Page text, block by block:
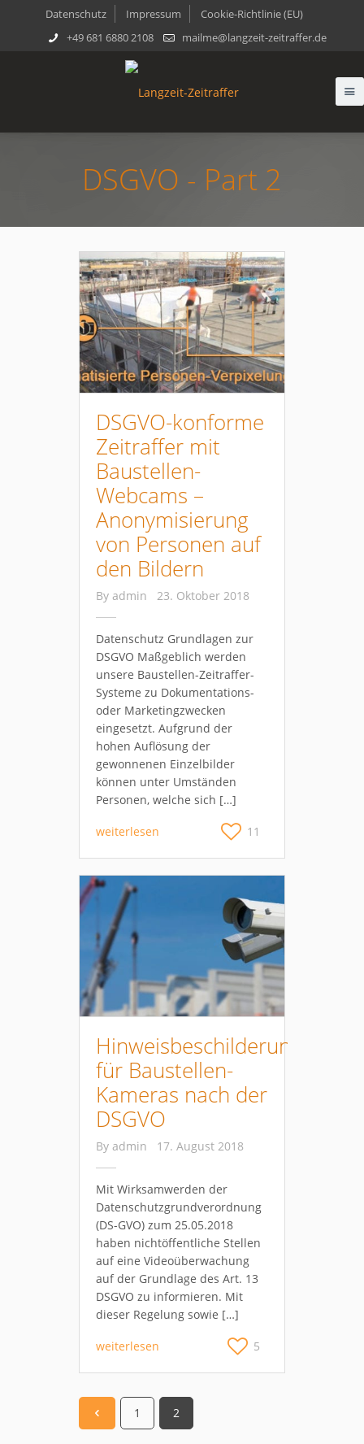
Datenschutz Impressum
Cookie-Richtlinie (EU)
+49 681 6880 2108
mailme@langzeit-zeitraffer.de
DSGVO - Part 2
DSGVO-konforme
Zeitraffer mit
Baustellen-
Webcams –
Anonymisierung
von Personen auf
den Bildern
By admin 23. Oktober 2018
Datenschutz Grundlagen zur
DSGVO Maßgeblich werden
unsere Baustellen-Zeitraffer-
Systeme zu Dokumentations-
oder Marketingzwecken
eingesetzt. Aufgrund der
hohen Auflösung der
gewonnenen Einzelbilder
können unter Umständen
Personen, welche sich […]
weiterlesen 11
Hinweisbeschilderung
für Baustellen-
Kameras nach der
DSGVO
By admin 17. August 2018
Mit Wirksamwerden der
Datenschutzgrundverordnung
(DS-GVO) zum 25.05.2018
haben nichtöffentliche Stellen
auf eine Videoüberwachung
auf der Grundlage des Art. 13
DSGVO zu informieren. Mit
dieser Regelung sowie […]
weiterlesen 5
1 2